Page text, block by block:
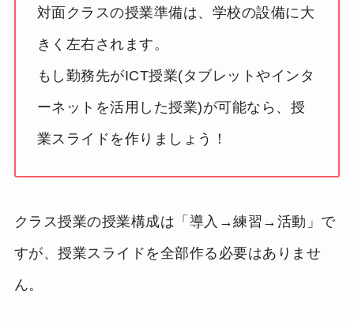
対面クラスの授業準備は、学校の設備に大
きく左右されます。
もし勤務先がICT授業(タブレットやインタ
ーネットを活用した授業)が可能なら、授
業スライドを作りましょう！
クラス授業の授業構成は「導入→練習→活動」で
すが、授業スライドを全部作る必要はありませ
ん。